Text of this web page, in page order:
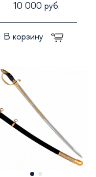
10 000 руб.
В корзину